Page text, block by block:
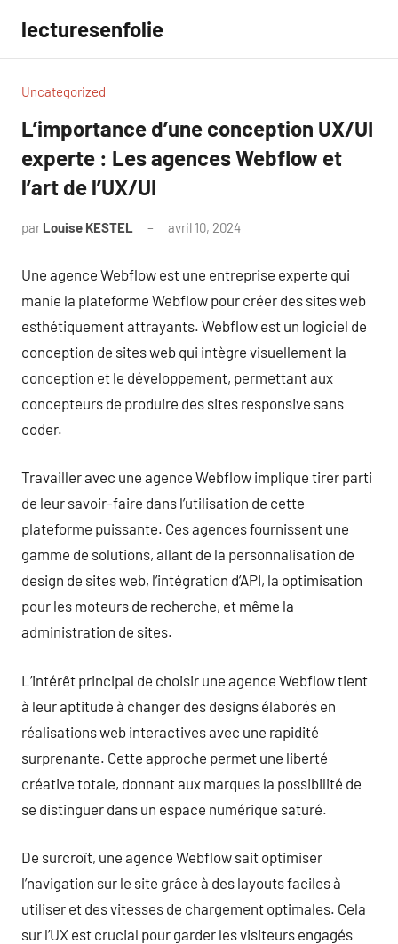
contenu
lecturesenfolie
Uncategorized
L’importance d’une conception UX/UI
experte : Les agences Webflow et
l’art de l’UX/UI
par Louise KESTEL avril 10, 2024
Une agence Webflow est une entreprise experte qui
manie la plateforme Webflow pour créer des sites web
esthétiquement attrayants. Webflow est un logiciel de
conception de sites web qui intègre visuellement la
conception et le développement, permettant aux
concepteurs de produire des sites responsive sans
coder.
Travailler avec une agence Webflow implique tirer parti
de leur savoir-faire dans l’utilisation de cette
plateforme puissante. Ces agences fournissent une
gamme de solutions, allant de la personnalisation de
design de sites web, l’intégration d’API, la optimisation
pour les moteurs de recherche, et même la
administration de sites.
L’intérêt principal de choisir une agence Webflow tient
à leur aptitude à changer des designs élaborés en
réalisations web interactives avec une rapidité
surprenante. Cette approche permet une liberté
créative totale, donnant aux marques la possibilité de
se distinguer dans un espace numérique saturé.
De surcroît, une agence Webflow sait optimiser
l’navigation sur le site grâce à des layouts faciles à
utiliser et des vitesses de chargement optimales. Cela
sur l’UX est crucial pour garder les visiteurs engagés